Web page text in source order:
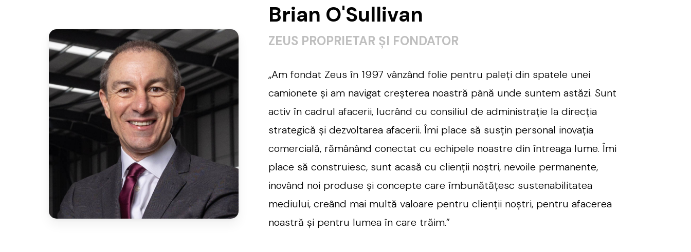
Brian O'Sullivan
ZEUS PROPRIETAR ȘI FONDATOR
„Am fondat Zeus în 1997 vânzând folie pentru paleți din spatele unei
camionete și am navigat creșterea noastră până unde suntem astăzi. Sunt
activ în cadrul afacerii, lucrând cu consiliul de administrație la direcția
strategică și dezvoltarea afacerii. Îmi place să susțin personal inovația
comercială, rămânând conectat cu echipele noastre din întreaga lume. Îmi
place să construiesc, sunt acasă cu clienții noștri, nevoile permanente,
inovând noi produse și concepte care îmbunătățesc sustenabilitatea
mediului, creând mai multă valoare pentru clienții noștri, pentru afacerea
noastră și pentru lumea în care trăim.”